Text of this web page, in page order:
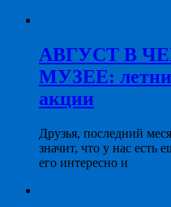
АВГУСТ В
МУЗЕЕ:
акции
Друзья, последний
значит, что у нас есть
его интересно и